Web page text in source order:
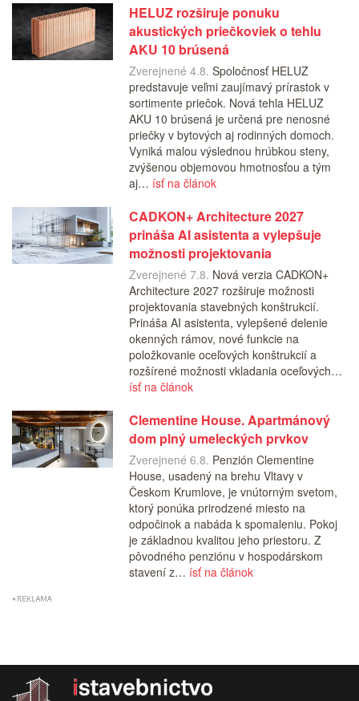
HELUZ rozširuje ponuku
akustických priečkoviek o tehlu
AKU 10 brúsená
Zverejnené 4.8. Spoločnosť HELUZ
predstavuje veľmi zaujímavý prírastok v
sortimente priečok. Nová tehla HELUZ
AKU 10 brúsená je určená pre nenosné
priečky v bytových aj rodinných domoch.
Vyniká malou výslednou hrúbkou steny,
zvýšenou objemovou hmotnosťou a tým
aj… ísť na článok
CADKON+ Architecture 2027
prináša AI asistenta a vylepšuje
možnosti projektovania
Zverejnené 7.8. Nová verzia CADKON+
Architecture 2027 rozširuje možnosti
projektovania stavebných konštrukcií.
Prináša AI asistenta, vylepšené delenie
okenných rámov, nové funkcie na
položkovanie oceľových konštrukcií a
rozšírené možnosti vkladania oceľových…
ísť na článok
Clementine House. Apartmánový
dom plný umeleckých prvkov
Zverejnené 6.8. Penzión Clementine
House, usadený na brehu Vltavy v
Českom Krumlove, je vnútorným svetom,
ktorý ponúka prirodzené miesto na
odpočinok a nabáda k spomaleniu. Pokoj
je základnou kvalitou jeho priestoru. Z
pôvodného penziónu v hospodárskom
stavení z… ísť na článok